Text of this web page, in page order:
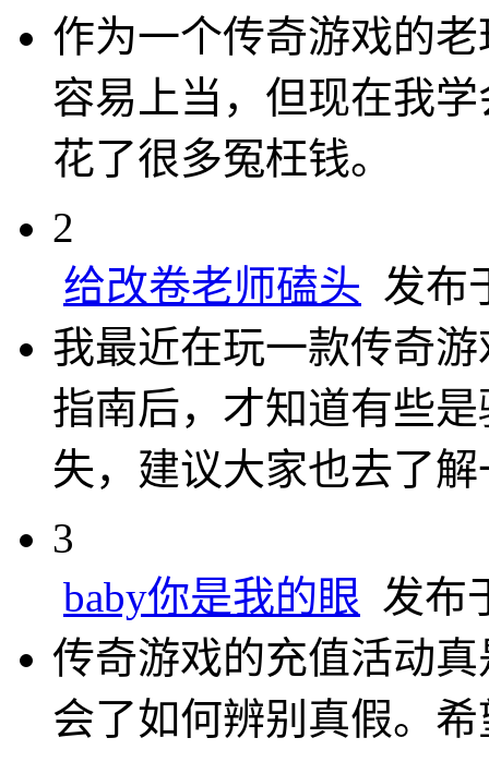
作为一个传奇游戏的
容易上当，但现在我
花了很多冤枉钱。
2
给改卷老师磕头 发布
我最近在玩一款传奇
指南后，才知道有些
失，建议大家也去了
3
baby你是我的眼 发布
传奇游戏的充值活动
会了如何辨别真假。